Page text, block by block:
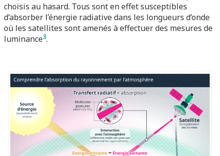
choisis au hasard. Tous sont en effet susceptibles
d’absorber l’énergie radiative dans les longueurs d’onde
où les satellites sont amenés à effectuer des mesures de
luminance3.